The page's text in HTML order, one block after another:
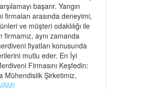
başarır. Yangın
firmaları arasında deneyimi,
ve müşteri odaklılığı ile
firmamız, aynı zamanda
fiyatları konusunda
mutlu eder. En İyi
Firmasını Keşfedin:
Mühendislik Şirketimiz,